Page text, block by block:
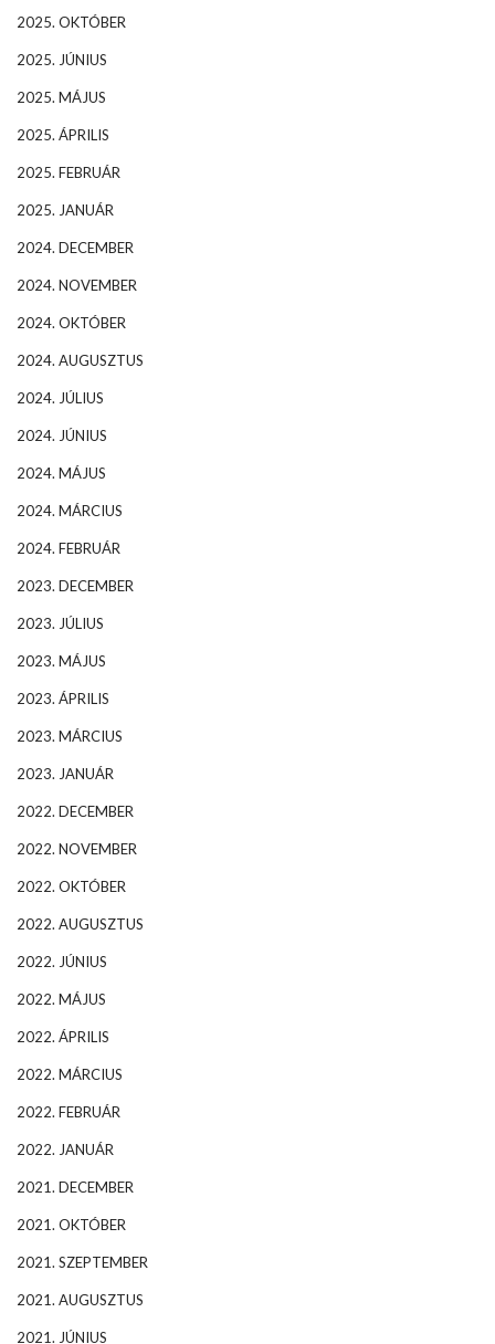
2025. OKTÓBER
2025. JÚNIUS
2025. MÁJUS
2025. ÁPRILIS
2025. FEBRUÁR
2025. JANUÁR
2024. DECEMBER
2024. NOVEMBER
2024. OKTÓBER
2024. AUGUSZTUS
2024. JÚLIUS
2024. JÚNIUS
2024. MÁJUS
2024. MÁRCIUS
2024. FEBRUÁR
2023. DECEMBER
2023. JÚLIUS
2023. MÁJUS
2023. ÁPRILIS
2023. MÁRCIUS
2023. JANUÁR
2022. DECEMBER
2022. NOVEMBER
2022. OKTÓBER
2022. AUGUSZTUS
2022. JÚNIUS
2022. MÁJUS
2022. ÁPRILIS
2022. MÁRCIUS
2022. FEBRUÁR
2022. JANUÁR
2021. DECEMBER
2021. OKTÓBER
2021. SZEPTEMBER
2021. AUGUSZTUS
2021. JÚNIUS